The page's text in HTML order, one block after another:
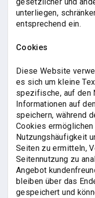
unterliegen,
entsprechend ein.
Cookies
Diese Website
es sich um kleine
spezifische, auf den
Informationen auf
speichern, während
Cookies
Nutzungshäufigkeit
Seiten zu ermitteln,
Seitennutzung zu
Angebot
bleiben über das
gespeichert und